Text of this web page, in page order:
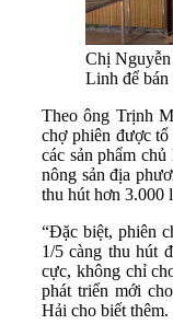
Chị
Linh để
Theo ông Trịnh
chợ phiên được
các sản phẩm
nông sản địa
thu hút hơn 3.000
“Đặc biệt, phiên
1/5 càng thu hút
cực, không chỉ
phát triển mới
Hải cho biết thêm.